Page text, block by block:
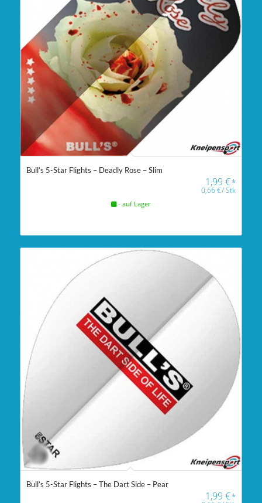
Bull’s 5-Star Flights – Deadly Rose – Slim
1,99€*
0,66€/Stk
- auf Lager
Bull’s 5-Star Flights – The Dart Side – Pear
1,99€*